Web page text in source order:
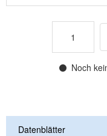
Noch
Datenblätter